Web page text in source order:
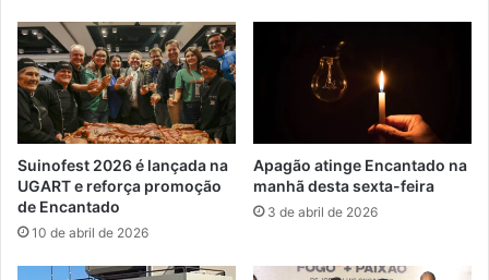
Suinofest 2026 é lançada na
UGART e reforça promoção
de Encantado
10 de abril de 2026
Apagão atinge Encantado na
manhã desta sexta-feira
3 de abril de 2026